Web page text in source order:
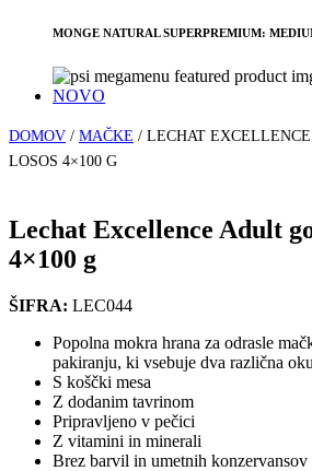
MONGE NATURAL SUPERPREMIUM:
NOVO
DOMOV / MAČKE / LECHAT
LOSOS 4×100 G
Lechat Excellence Adult
4×100 g
ŠIFRA: LEC044
Popolna mokra hrana za odrasle
pakiranju, ki vsebuje dva različna
S koščki mesa
Z dodanim tavrinom
Pripravljeno v pečici
Z vitamini in minerali
Brez barvil in umetnih konzervansov